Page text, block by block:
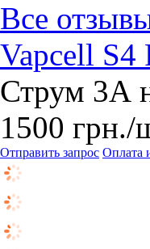
Все
Vapcell S4
Струм 3А
1500 грн./
Отправить запрос Оплата